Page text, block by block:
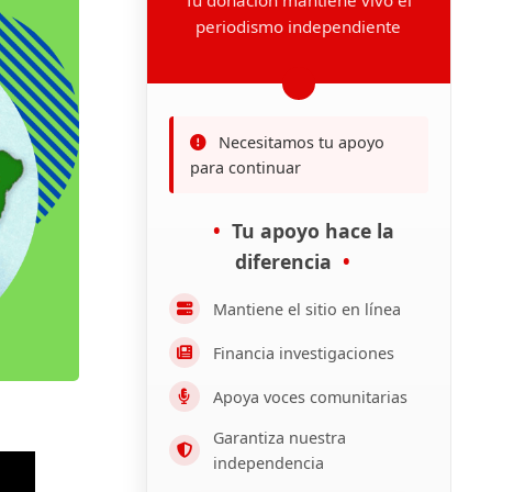
periodismo independiente
Necesitamos tu apoyo
para continuar
Tu apoyo hace la
diferencia
Mantiene el sitio en línea
Financia investigaciones
Apoya voces comunitarias
Garantiza nuestra
independencia